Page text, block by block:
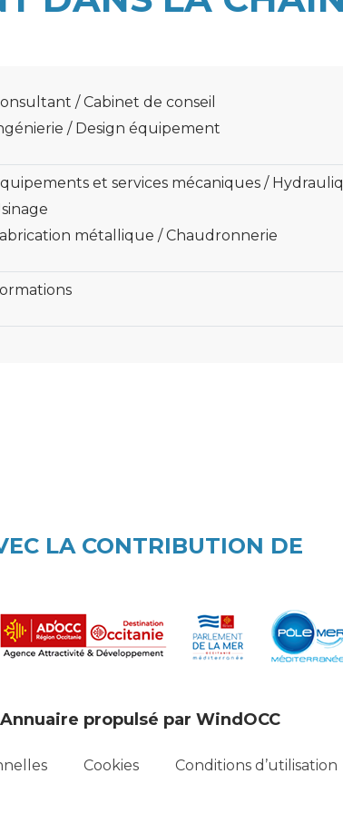
/ Cabinet de conseil
/ Design équipement
et services mécaniques /
métallique / Chaudronnerie
LA CONTRIBUTION DE
Annuaire propulsé par WindOCC
Cookies Conditions d’utilisation